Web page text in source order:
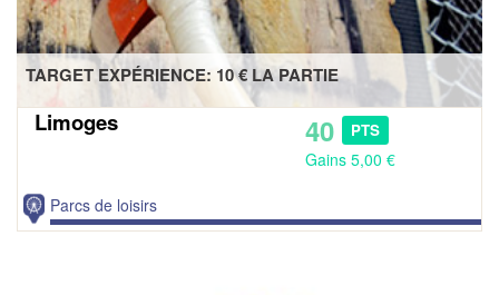
TARGET EXPÉRIENCE: 10 € LA PARTIE
Limoges 40 PTS
Gains 5,00 €
Parcs de loisirs